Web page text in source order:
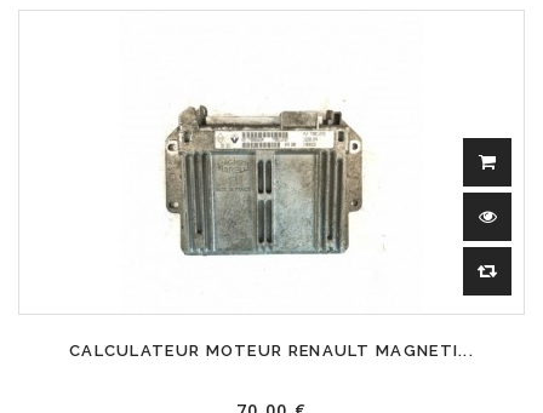
CALCULATEUR MOTEUR RENAULT MAGNETI...